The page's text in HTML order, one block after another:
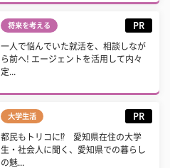
将来を考える PR
一人で悩んでいた就活を、相談しなが
ら前へ! エージェントを活用して内々
定...
大学生活 PR
都民もトリコに⁉ 愛知県在住の大学
生・社会人に聞く、愛知県での暮らし
の魅...